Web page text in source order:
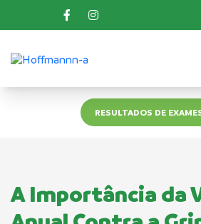
RESULTADOS DE
A Importância da